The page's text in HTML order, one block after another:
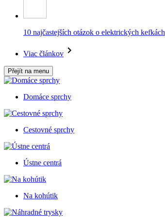
10 najčastejších otázok o elektrických kefkách
Viac článkov
Přejít na menu
Domáce sprchy
Cestovné sprchy
Ústne centrá
Na kohútik